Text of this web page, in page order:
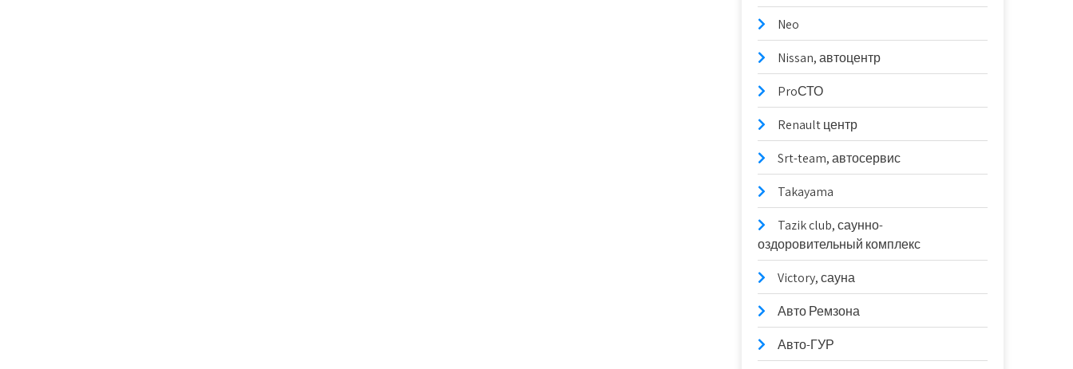
Neo
Nissan, автоцентр
ProСТО
Renault центр
Srt-team, автосервис
Takayama
Tazik club, саунно-
оздоровительный комплекс
Victory, сауна
Авто Ремзона
Авто-ГУР